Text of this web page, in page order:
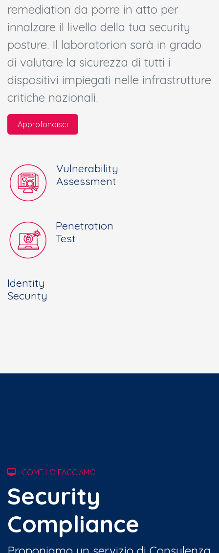
remediation da porre in atto per
innalzare il livello della tua security
posture. Il laboratorion sarà in grado
di valutare la sicurezza di tutti i
dispositivi impiegati nelle infrastrutture
critiche nazionali.
Approfondisci
Vulnerability
Assessment
Penetration
Test
Identity
Security
COME LO FACCIAMO
Security
Compliance